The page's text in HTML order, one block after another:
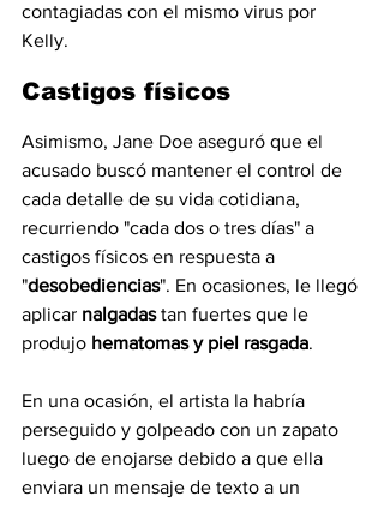
contagiadas con el mismo virus por
Kelly.
Castigos físicos
Asimismo, Jane Doe aseguró que el
acusado buscó mantener el control de
cada detalle de su vida cotidiana,
recurriendo "cada dos o tres días" a
castigos físicos en respuesta a
"desobediencias". En ocasiones, le llegó
aplicar nalgadas tan fuertes que le
produjo hematomas y piel rasgada.
En una ocasión, el artista la habría
perseguido y golpeado con un zapato
luego de enojarse debido a que ella
enviara un mensaje de texto a un